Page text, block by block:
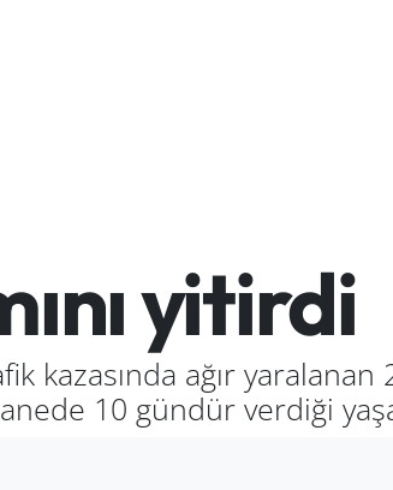
yitirdi
kazasında ağır
10 gündür verdiği